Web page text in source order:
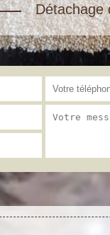
Détachage